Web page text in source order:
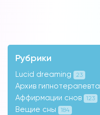
Рубрики
Lucid dreaming 23
Архив гипнотерапевта
Аффирмации снов 123
Вещие сны 184